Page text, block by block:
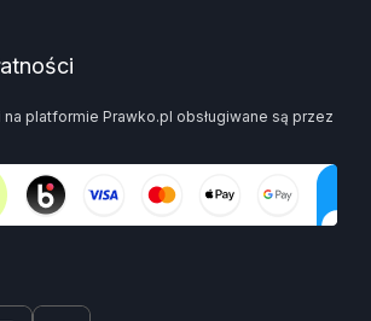
platformie Prawko.pl obsługiwane są przez